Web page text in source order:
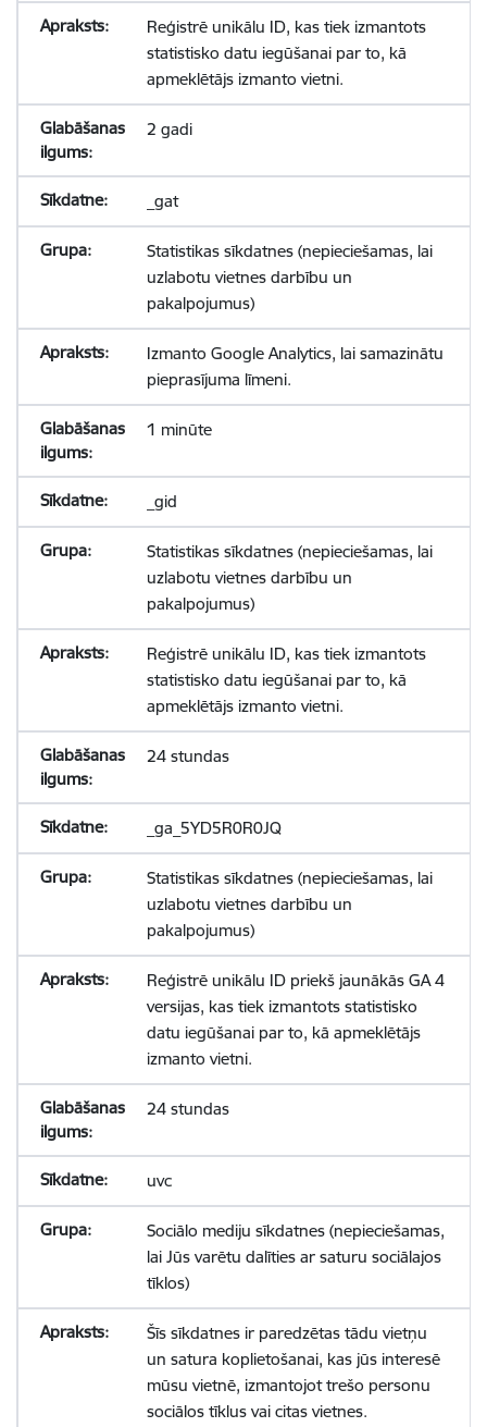
Reģistrē unikālu ID, kas tiek izmantots
statistisko datu iegūšanai par to, kā
apmeklētājs izmanto vietni.
2 gadi
_gat
Statistikas sīkdatnes (nepieciešamas, lai
uzlabotu vietnes darbību un
pakalpojumus)
Izmanto Google Analytics, lai samazinātu
pieprasījuma līmeni.
1 minūte
_gid
Statistikas sīkdatnes (nepieciešamas, lai
uzlabotu vietnes darbību un
pakalpojumus)
Reģistrē unikālu ID, kas tiek izmantots
statistisko datu iegūšanai par to, kā
apmeklētājs izmanto vietni.
24 stundas
_ga_5YD5R0R0JQ
Statistikas sīkdatnes (nepieciešamas, lai
uzlabotu vietnes darbību un
pakalpojumus)
Reģistrē unikālu ID priekš jaunākās GA 4
versijas, kas tiek izmantots statistisko
datu iegūšanai par to, kā apmeklētājs
izmanto vietni.
24 stundas
uvc
Sociālo mediju sīkdatnes (nepieciešamas,
lai Jūs varētu dalīties ar saturu sociālajos
tīklos)
Šīs sīkdatnes ir paredzētas tādu vietņu
un satura koplietošanai, kas jūs interesē
mūsu vietnē, izmantojot trešo personu
sociālos tīklus vai citas vietnes.